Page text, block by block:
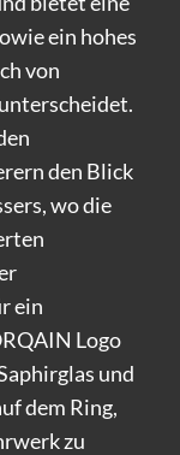
ein hohes
von
den Blick
wo die
ein
Logo
und
dem Ring,
zu